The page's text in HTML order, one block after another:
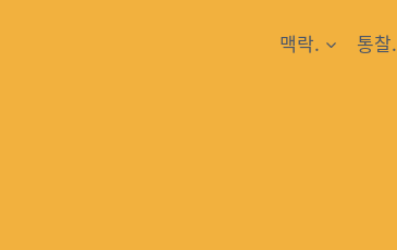
맥락. 통찰.